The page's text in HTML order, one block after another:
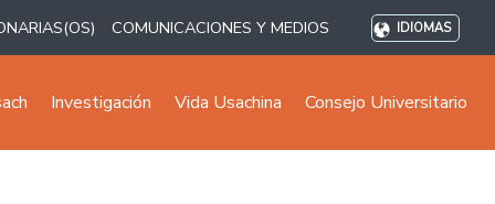
COMUNICACIONES Y MEDIOS IDIOMAS
Investigación Vida Usachina Consejo Universitario